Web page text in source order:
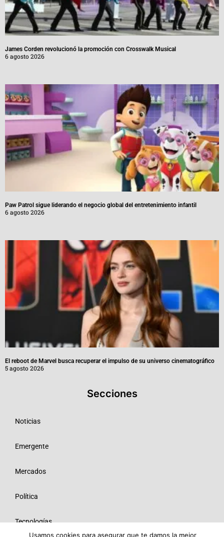
James Corden revolucionó la promoción con Crosswalk Musical
6 agosto 2026
Paw Patrol sigue liderando el negocio global del entretenimiento infantil
6 agosto 2026
El reboot de Marvel busca recuperar el impulso de su universo cinematográfico
5 agosto 2026
Secciones
Noticias
Emergente
Mercados
Política
Tecnologías
Usamos cookies para asegurar que te damos la mejor